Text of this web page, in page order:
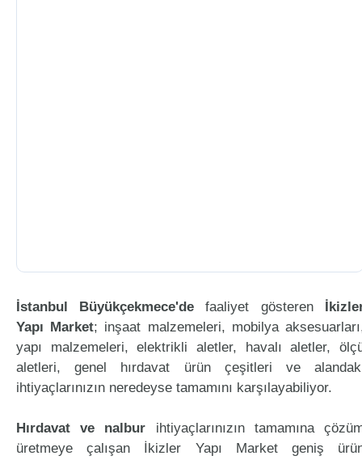
İstanbul Büyükçekmece'de faaliyet gösteren
Yapı Market; inşaat malzemeleri, mobilya
yapı malzemeleri, elektrikli aletler, havalı aletler,
aletleri, genel hırdavat ürün çeşitleri ve
ihtiyaçlarınızın neredeyse tamamını karşılayabiliyor.
Hırdavat ve nalbur ihtiyaçlarınızın tamamına
üretmeye çalışan İkizler Yapı Market geniş